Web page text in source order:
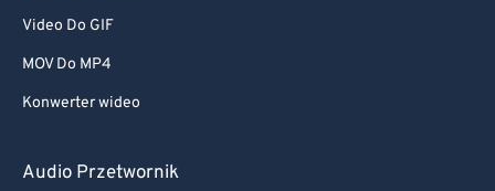
Video Do GIF
MOV Do MP4
Konwerter wideo
Audio Przetwornik